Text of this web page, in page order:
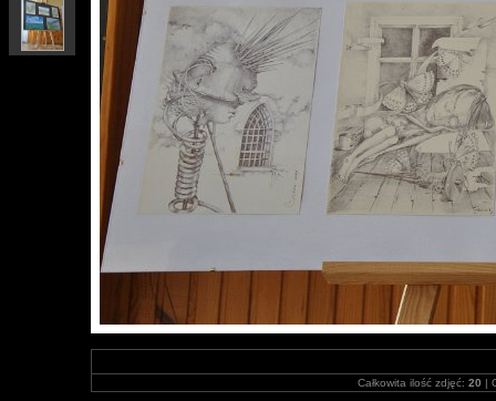
Całkowita ilość zdjęć: 20 |